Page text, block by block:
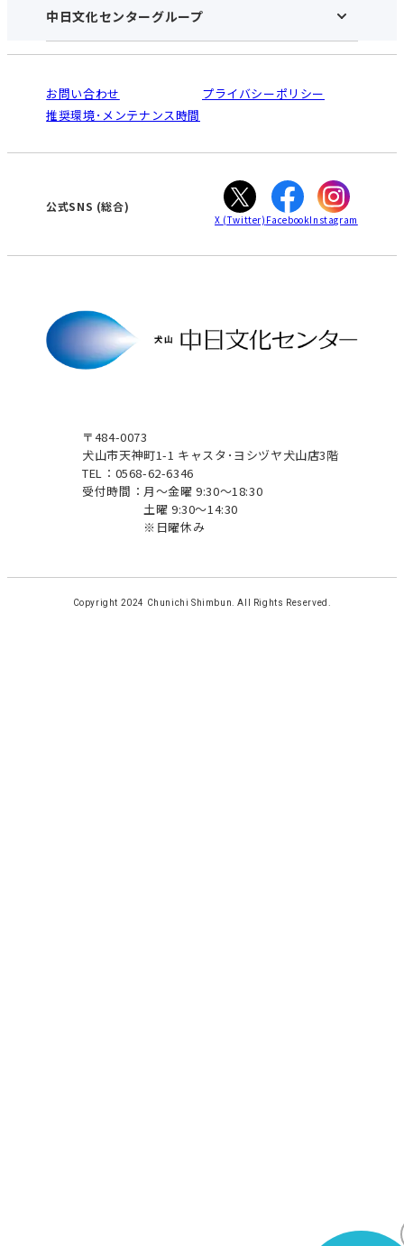
アクセス･営業時間
お申し込みの流れ
入会と受講のご案内
中日文化センターHOME
中日文化センターとは
受講規約・会員特典
ご利用ガイド
オンライン講座受講の手順
WEBサイトのよくある質問
中日文化センターグループ
南大高
犬山
高蔵寺
大垣
津
お問い合わせ
プライバシーポリシー
推奨環境･メンテナンス時間
〒484-0073
犬山市天神町1-1 キャスタ･ヨシヅヤ犬山店3階
TEL：0568-62-6346
受付時間： 月～金曜 9:30～18:30
土曜 9:30～14:30
※日曜休み
公式SNS (総合)
X (Twitter) FacebookInstagram
Copyright 2024 Chunichi Shimbun. All Rights Reserved.